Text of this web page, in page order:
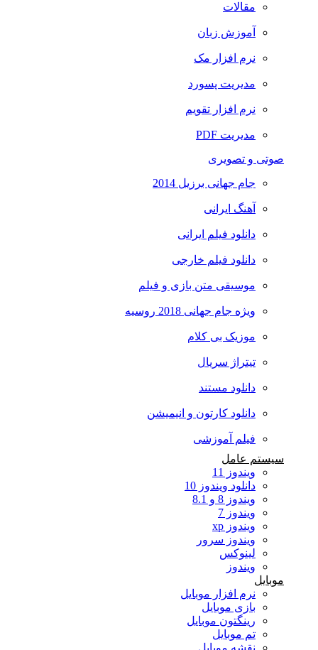
مقالات
آموزش زبان
نرم افزار مک
مدیریت پسورد
نرم افزار تقویم
مدیریت PDF
صوتی و تصویری
جام جهانی برزیل 2014
آهنگ ایرانی
دانلود فیلم ایرانی
دانلود فیلم خارجی
موسیقی متن بازی و فیلم
ویژه جام جهانی 2018 روسیه
موزیک بی کلام
تیتراژ سریال
دانلود مستند
دانلود کارتون و انیمیشن
فیلم آموزشی
سیستم عامل
ویندوز 11
دانلود ویندوز 10
ویندوز 8 و 8.1
ویندوز 7
ویندوز xp
ویندوز سرور
لینوکس
ویندوز
موبایل
نرم افزار موبایل
بازی موبایل
رینگتون موبایل
تم موبایل
نقشه موبایل